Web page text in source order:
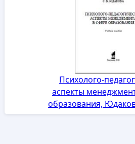
Психолого-
аспекты
образования,